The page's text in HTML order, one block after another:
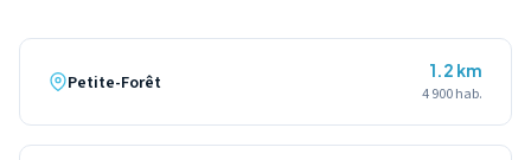
Petite-Forêt
1.2 km
4 900 hab.